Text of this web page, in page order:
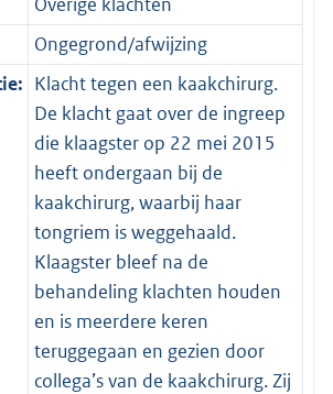
Ongegrond/afwijzing
Klacht tegen een kaakchirurg.
De klacht gaat over de ingreep
die klaagster op 22 mei 2015
heeft ondergaan bij de
kaakchirurg, waarbij haar
tongriem is weggehaald.
Klaagster bleef na de
behandeling klachten houden
en is meerdere keren
teruggegaan en gezien door
collega’s van de kaakchirurg. Zij